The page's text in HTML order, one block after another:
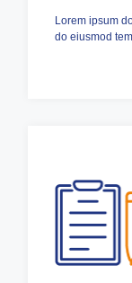
Lorem ipsum
do eiusmod